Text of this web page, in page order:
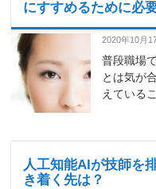
にすすめるために必
2020年10月
普段職場
とは気が
えている
人工知能AIが技師を
き着く先は？